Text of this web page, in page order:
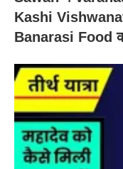
Kashi
Banarasi Food